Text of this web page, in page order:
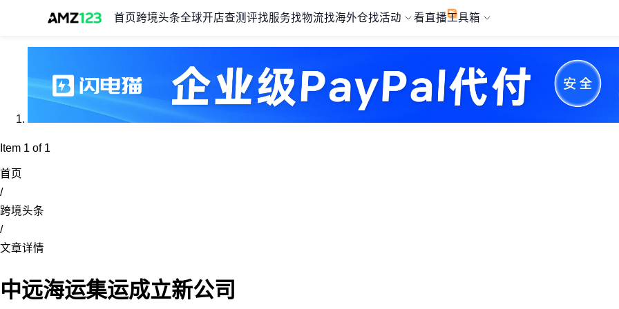
首页 跨境头条全球开店查测评找服务找物流找海外仓找活动 看直播工具箱
Item 1 of 1
首页
/
跨境头条
/
文章详情
中远海运集运成立新公司